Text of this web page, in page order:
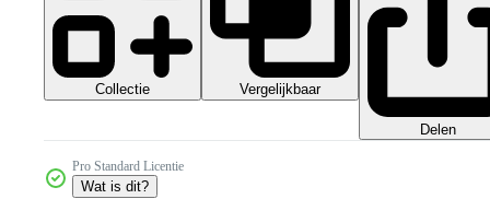
Collectie Vergelijkbaar
Delen
Pro Standard Licentie
Wat is dit?